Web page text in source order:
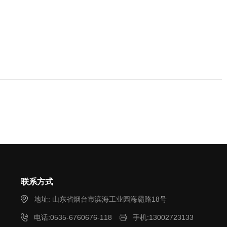
联系方式
地址: 山东省烟台市滨海工业园海霸路18号
电话:0535-6760676-118 手机:13002723133